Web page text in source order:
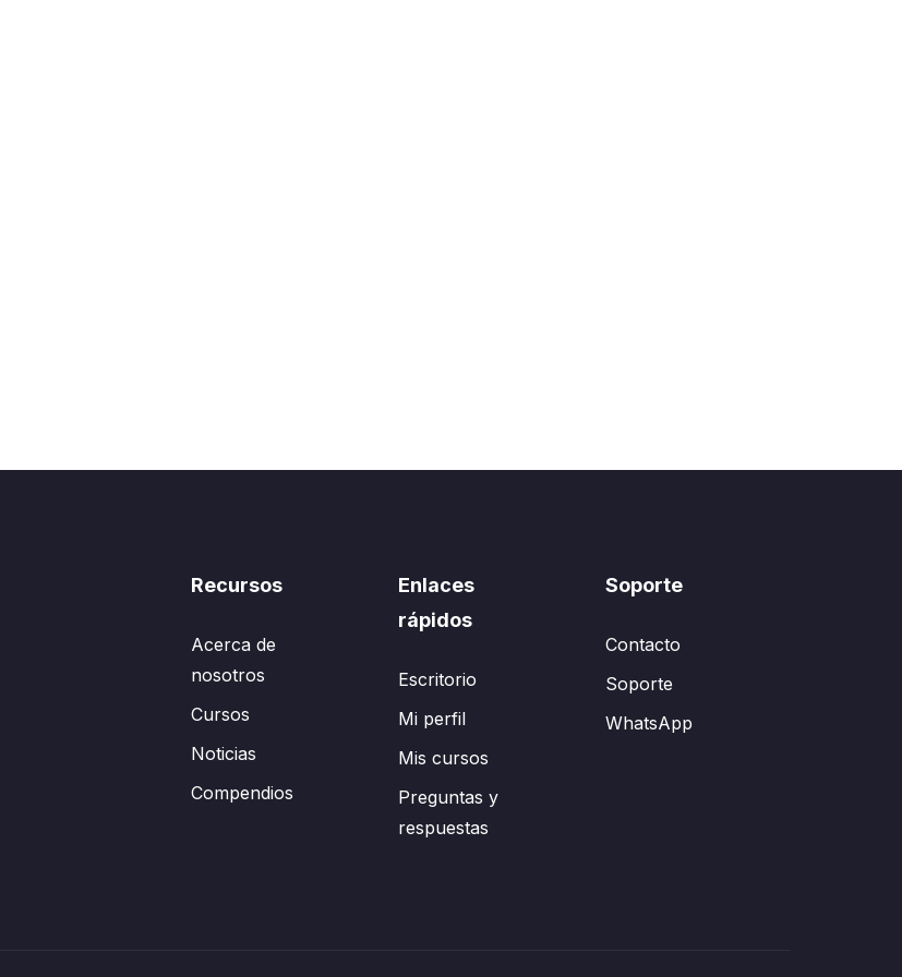
Recursos
Acerca de
nosotros
Cursos
Noticias
Compendios
Enlaces
rápidos
Escritorio
Mi perfil
Mis cursos
Preguntas y
respuestas
Soporte
Contacto
Soporte
WhatsApp